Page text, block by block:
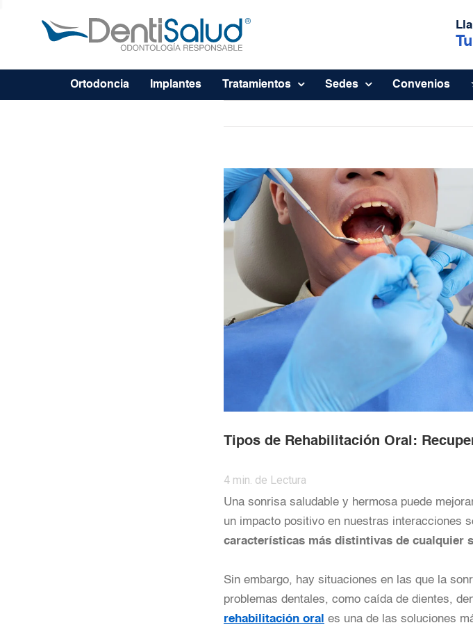
Ortodoncia Implantes Tratamientos Sedes Convenios
Tipos de Rehabilitación Oral:
4 min. de Lectura
Una sonrisa saludable y hermosa puede
un impacto positivo en nuestras interacciones
características más distintivas de cualquier
Sin embargo, hay situaciones en las que la
problemas dentales, como caída de dientes,
rehabilitación oral es una de las soluciones